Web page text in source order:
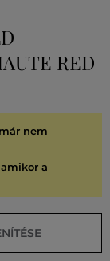
RED
nem
a